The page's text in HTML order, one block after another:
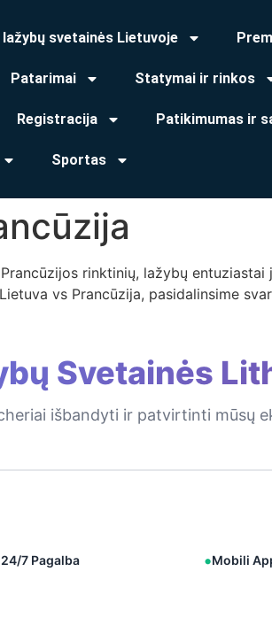
svetainės Lietuvoje
Patarimai Statymai ir rinkos
Registracija Patikimumas ir
Sportas
rinktinių, lažybų
vs Prancūzija, pasidalinsime
Svetainės
išbandyti ir patvirtinti mūsų
24/7 Pagalba Mobili